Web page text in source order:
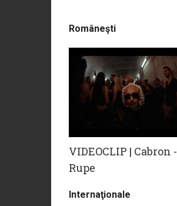
Româneşti
VIDEOCLIP | Cabron -
Rupe
Internaţionale